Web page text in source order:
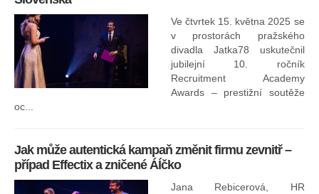
Ve čtvrtek 15. května 2025 se
v prostorách pražského
divadla Jatka78 uskutečnil
jubilejní 10. ročník
Recruitment Academy
Awards – prestižní soutěže
oc...
Jak může autentická kampaň změnit firmu zevnitř –
případ Effectix a zničené ÁÍčko
Jana Rebicerová, HR